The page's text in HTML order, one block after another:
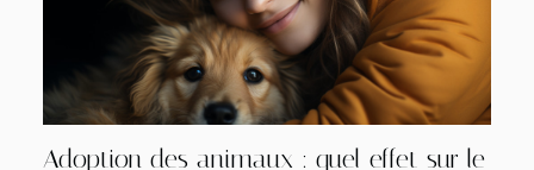
Adoption des animaux : quel effet sur le